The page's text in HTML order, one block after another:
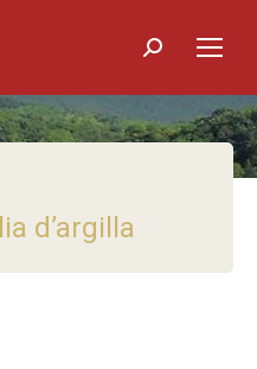
Search:
d’argilla